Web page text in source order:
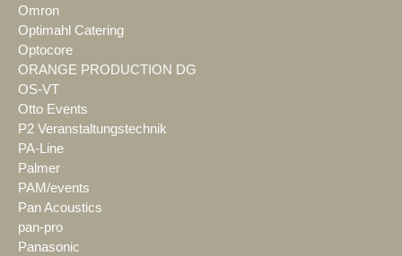
Omron
Optimahl Catering
Optocore
ORANGE PRODUCTION DG
OS-VT
Otto Events
P2 Veranstaltungstechnik
PA-Line
Palmer
PAM/events
Pan Acoustics
pan-pro
Panasonic